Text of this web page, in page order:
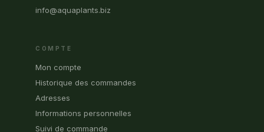
info@aquaplants.biz
COMPTE
Mon compte
Historique des commandes
Adresses
Informations personnelles
Suivi de commande